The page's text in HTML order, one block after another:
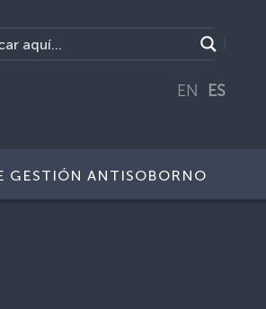
EN ES
GESTIÓN ANTISOBORNO